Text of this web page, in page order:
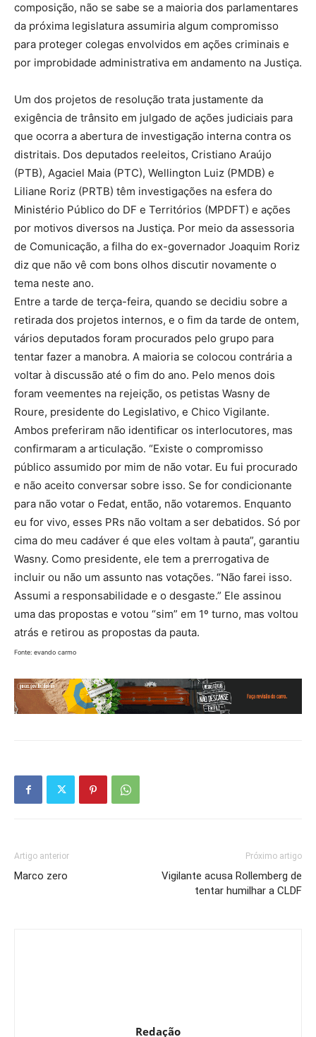
composição, não se sabe se a maioria dos parlamentares
da próxima legislatura assumiria algum compromisso
para proteger colegas envolvidos em ações criminais e
por improbidade administrativa em andamento na Justiça.
Um dos projetos de resolução trata justamente da
exigência de trânsito em julgado de ações judiciais para
que ocorra a abertura de investigação interna contra os
distritais. Dos deputados reeleitos, Cristiano Araújo
(PTB), Agaciel Maia (PTC), Wellington Luiz (PMDB) e
Liliane Roriz (PRTB) têm investigações na esfera do
Ministério Público do DF e Territórios (MPDFT) e ações
por motivos diversos na Justiça. Por meio da assessoria
de Comunicação, a filha do ex-governador Joaquim Roriz
diz que não vê com bons olhos discutir novamente o
tema neste ano.
Entre a tarde de terça-feira, quando se decidiu sobre a
retirada dos projetos internos, e o fim da tarde de ontem,
vários deputados foram procurados pelo grupo para
tentar fazer a manobra. A maioria se colocou contrária a
voltar à discussão até o fim do ano. Pelo menos dois
foram veementes na rejeição, os petistas Wasny de
Roure, presidente do Legislativo, e Chico Vigilante.
Ambos preferiram não identificar os interlocutores, mas
confirmaram a articulação. “Existe o compromisso
público assumido por mim de não votar. Eu fui procurado
e não aceito conversar sobre isso. Se for condicionante
para não votar o Fedat, então, não votaremos. Enquanto
eu for vivo, esses PRs não voltam a ser debatidos. Só por
cima do meu cadáver é que eles voltam à pauta”, garantiu
Wasny. Como presidente, ele tem a prerrogativa de
incluir ou não um assunto nas votações. “Não farei isso.
Assumi a responsabilidade e o desgaste.” Ele assinou
uma das propostas e votou “sim” em 1º turno, mas voltou
atrás e retirou as propostas da pauta.
Fonte: evando carmo
Artigo anterior
Marco zero
Próximo artigo
Vigilante acusa Rollemberg de
tentar humilhar a CLDF
Redação